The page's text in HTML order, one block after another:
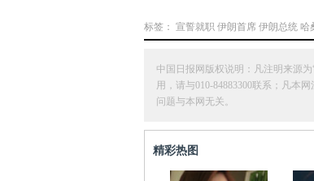
标签： 宣誓就职 伊朗首席 伊朗总统 哈
中国日报网版权说明：凡注明来源
用，请与010-84883300联系；凡本
问题与本网无关。
精彩热图